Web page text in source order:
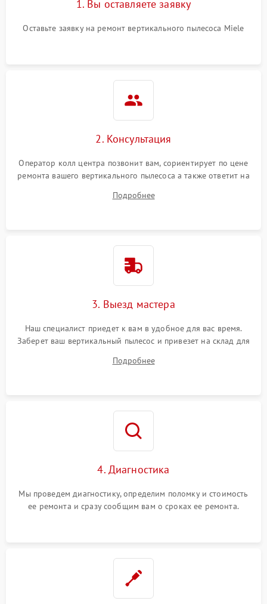
1. Вы оставляете заявку
Оставьте заявку на ремонт вертикального пылесоса Miele
2. Консультация
Оператор колл центра позвонит вам, сориентирует по цене
ремонта вашего вертикального пылесоса а также ответит на
Подробнее
3. Выезд мастера
Наш специалист приедет к вам в удобное для вас время.
Заберет ваш вертикальный пылесос и привезет на склад для
Подробнее
4. Диагностика
Мы проведем диагностику, определим поломку и стоимость
ее ремонта и сразу сообщим вам о сроках ее ремонта.